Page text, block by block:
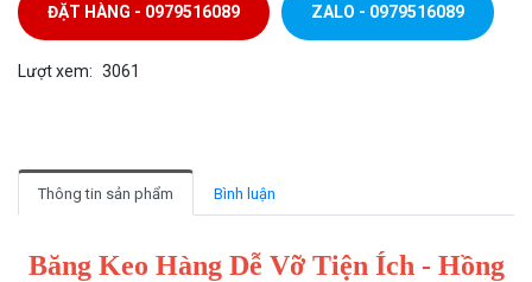
ĐẶT HÀNG - 0979516089 ZALO - 0979516089
Lượt xem: 3061
Thông tin sản phẩm Bình luận
Băng Keo Hàng Dễ Vỡ Tiện Ích - Hồng